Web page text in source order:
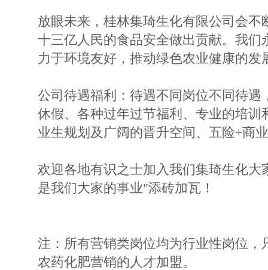
放眼未来，桂林集琦生化有限公司会
十三亿人民的食品安全做出贡献。我们
力于环境友好，推动绿色农业健康的发
公司待遇福利：待遇不同岗位不同待遇
休假、各种过年过节福利、专业的培训
业生规划及广阔的晋升空间、五险+商
欢迎各地有识之士加入我们集琦生化
是我们大家的事业"添砖加瓦！
注：所有营销类岗位均为行业性岗位，
农药化肥营销的人才加盟。